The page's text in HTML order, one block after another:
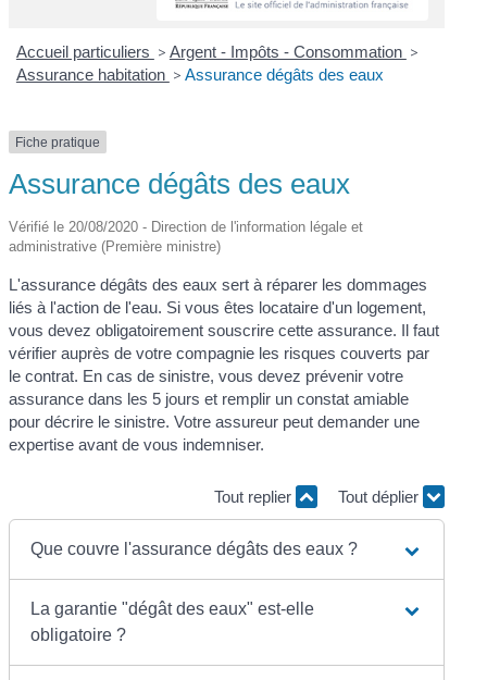
Accueil particuliers > Argent - Impôts - Consommation >
Assurance habitation > Assurance dégâts des eaux
Fiche pratique
Assurance dégâts des eaux
Vérifié le 20/08/2020 - Direction de l'information légale et
administrative (Première ministre)
L'assurance dégâts des eaux sert à réparer les dommages
liés à l'action de l'eau. Si vous êtes locataire d'un logement,
vous devez obligatoirement souscrire cette assurance. Il faut
vérifier auprès de votre compagnie les risques couverts par
le contrat. En cas de sinistre, vous devez prévenir votre
assurance dans les 5 jours et remplir un constat amiable
pour décrire le sinistre. Votre assureur peut demander une
expertise avant de vous indemniser.
Tout replier Tout déplier
Que couvre l'assurance dégâts des eaux ?
La garantie "dégât des eaux" est-elle
obligatoire ?